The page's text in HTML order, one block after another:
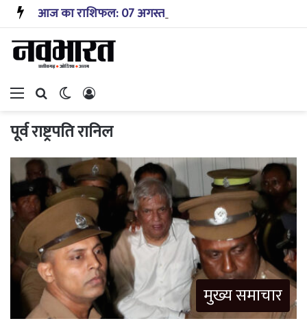
Menu Search forSwitch skin
पूर्व राष्ट्रपति रानिल
मुख्य समाचार